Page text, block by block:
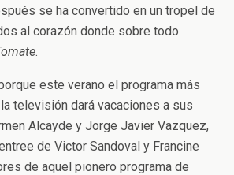
se ha convertido en un tropel de
al corazón donde sobre todo
.
este verano el programa más
televisión dará vacaciones a sus
Alcayde y Jorge Javier Vazquez,
de Victor Sandoval y Francine
de aquel pionero programa de